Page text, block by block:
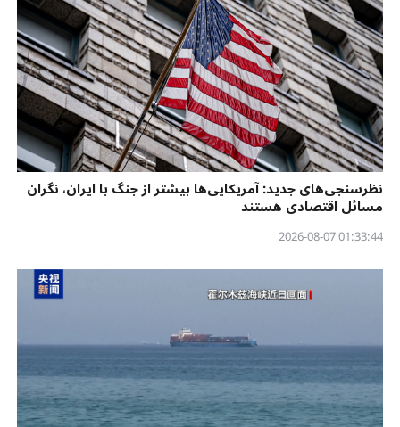
نظرسنجی‌‌های جدید: آمریکایی‌ها بیشتر از جنگ با ایران، نگران
مسائل اقتصادی هستند
01:33:44 2026-08-07